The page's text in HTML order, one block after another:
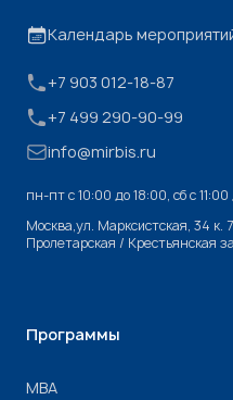
Календарь
+7 903 012-18-87
+7 499 290-90-99
info@mirbis.ru
пн-пт с 10:00 до 18:00, cб с 11:00
Москва,ул. Марксистская, 34 к.
Пролетарская / Крестьянская
Программы
МВА